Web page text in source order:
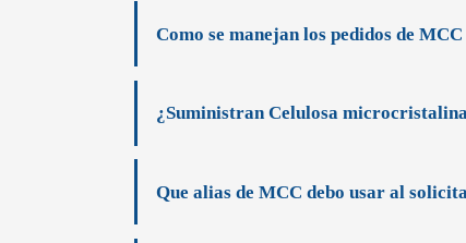
Como se manejan los pedidos de
¿Suministran Celulosa
Que alias de MCC debo usar al